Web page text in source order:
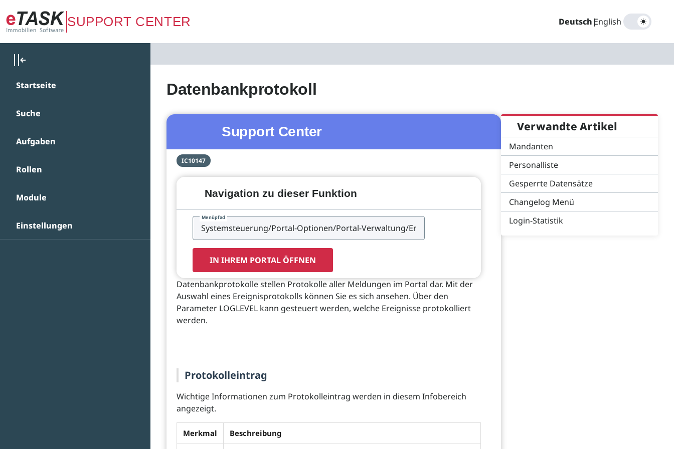
Zum Hauptinhalt springen
SUPPORT CENTER Deutsch|
English
Startseite
Suche
Aufgaben
Rollen
Module
Einstellungen
Datenbankprotokoll
Support Center
IC10147
Navigation zu dieser Funktion
Menüpfad
IN IHREM PORTAL ÖFFNEN
Datenbankprotokolle stellen Protokolle aller Meldungen im Portal dar. Mit der
Auswahl eines Ereignisprotokolls können Sie es sich ansehen. Über den
Parameter LOGLEVEL kann gesteuert werden, welche Ereignisse protokolliert
werden.
Protokolleintrag
Wichtige Informationen zum Protokolleintrag werden in diesem Infobereich
angezeigt.
Merkmal Beschreibung
Verwandte Artikel
Mandanten
Personalliste
Gesperrte Datensätze
Changelog Menü
Login-Statistik